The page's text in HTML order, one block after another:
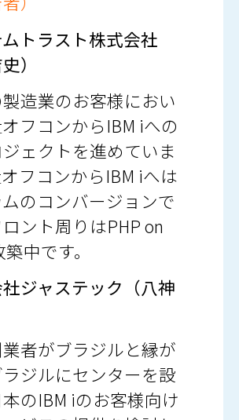
ムトラスト株式会社
）
造業のお客様におい
フコンからIBM iへの
ェクトを進めていま
フコンからIBM iへは
のコンバージョンで
ント周りはPHP on
中です。
社ジャステック（八神
者がブラジルと縁が
ジルにセンターを設
のIBM iのお客様向け